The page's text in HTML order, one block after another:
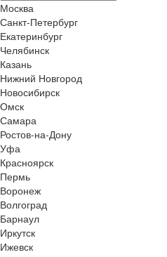
Москва
Санкт-Петербург
Екатеринбург
Челябинск
Казань
Нижний Новгород
Новосибирск
Омск
Самара
Ростов-на-Дону
Уфа
Красноярск
Пермь
Воронеж
Волгоград
Барнаул
Иркутск
Ижевск